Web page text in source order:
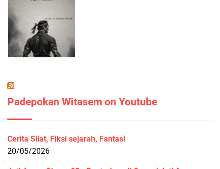
Padepokan Witasem on Youtube
Cerita Silat, Fiksi sejarah, Fantasi
20/05/2026